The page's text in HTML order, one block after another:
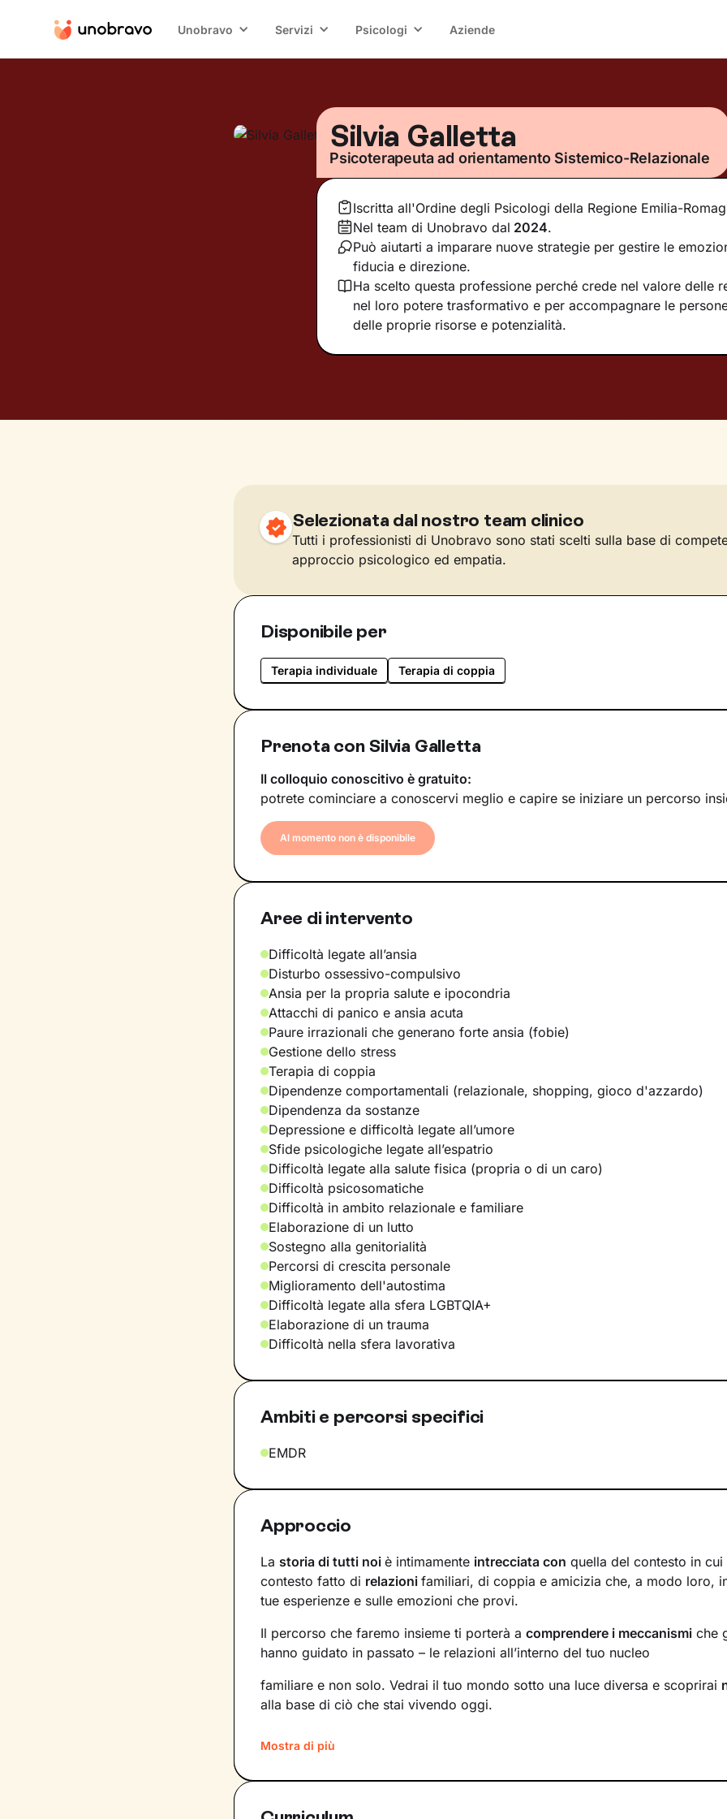
Unobravo Servizi Psicologi Aziende
Silvia Galletta
Psicoterapeuta ad orientamento Sistemico-Relazionale
Iscritta all'Ordine degli Psicologi della Regione Emilia-
Nel team di Unobravo dal 2024.
Può aiutarti a imparare nuove strategie per gestire le
fiducia e direzione.
Ha scelto questa professione perché crede nel valore delle
nel loro potere trasformativo e per accompagnare le
delle proprie risorse e potenzialità.
Selezionata dal nostro team clinico
Tutti i professionisti di Unobravo sono stati scelti sulla base di
approccio psicologico ed empatia.
Disponibile per
Terapia individuale Terapia di coppia
Prenota con Silvia Galletta
Il colloquio conoscitivo è gratuito:
potrete cominciare a conoscervi meglio e capire se iniziare un percorso
Al momento non è disponibile
Aree di intervento
Difficoltà legate all’ansia
Disturbo ossessivo-compulsivo
Ansia per la propria salute e ipocondria
Attacchi di panico e ansia acuta
Paure irrazionali che generano forte ansia (fobie)
Gestione dello stress
Terapia di coppia
Dipendenze comportamentali (relazionale, shopping, gioco d'azzardo)
Dipendenza da sostanze
Depressione e difficoltà legate all’umore
Sfide psicologiche legate all’espatrio
Difficoltà legate alla salute fisica (propria o di un caro)
Difficoltà psicosomatiche
Difficoltà in ambito relazionale e familiare
Elaborazione di un lutto
Sostegno alla genitorialità
Percorsi di crescita personale
Miglioramento dell'autostima
Difficoltà legate alla sfera LGBTQIA+
Elaborazione di un trauma
Difficoltà nella sfera lavorativa
Ambiti e percorsi specifici
EMDR
Approccio
La storia di tutti noi è intimamente intrecciata con quella del contesto in
contesto fatto di relazioni familiari, di coppia e amicizia che, a modo loro,
tue esperienze e sulle emozioni che provi.
Il percorso che faremo insieme ti porterà a comprendere i meccanismi che
hanno guidato in passato – le relazioni all’interno del tuo nucleo
familiare e non solo. Vedrai il tuo mondo sotto una luce diversa e scoprirai
alla base di ciò che stai vivendo oggi.
Imparerai a trasformare alcuni elementi che non ti rappresentano più e
competenze e potenzialità
nuove strade da percorrere, un passo dopo l’altro, verso ilcambiamento
Mostra di più